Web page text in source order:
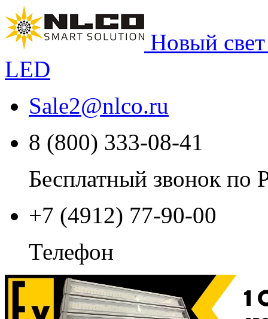
Новый
LED
Sale2@nlco.ru
8 (800) 333-08-41
Бесплатный звонок по
+7 (4912) 77-90-00
Телефон